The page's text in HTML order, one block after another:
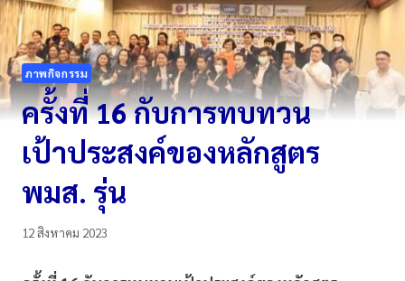
ภาพกิจกรรม
ครั้งที่ 16 กับการทบทวน
เป้าประสงค์ของหลักสูตร
พมส. รุ่น
12 สิงหาคม 2023